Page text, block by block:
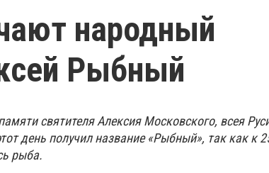
народный
Рыбный
святителя Алексия Московского, всея
день получил название «Рыбный», так как к
рыба.